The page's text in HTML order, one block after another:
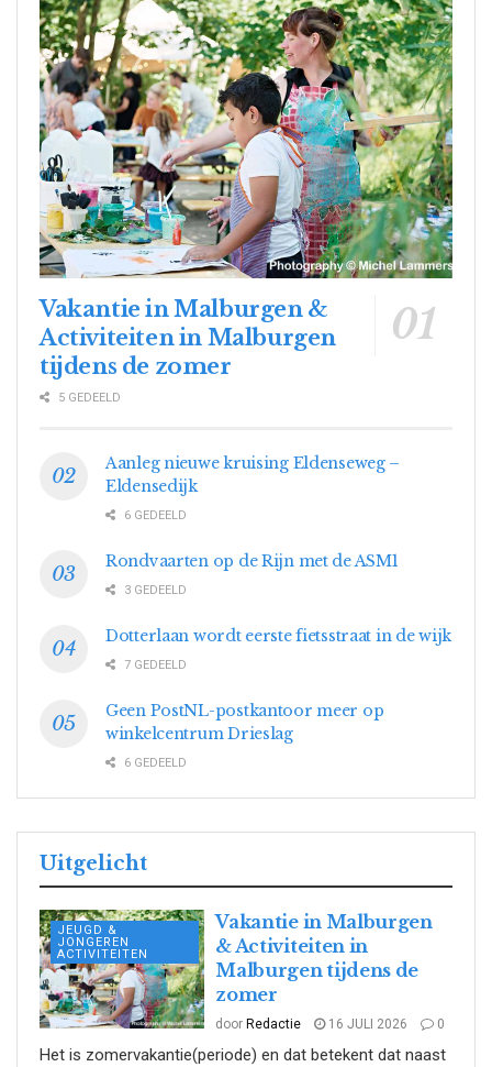
Vakantie in Malburgen &
Activiteiten in Malburgen
tijdens de zomer
5 GEDEELD
Aanleg nieuwe kruising Eldenseweg –
Eldensedijk
6 GEDEELD
Rondvaarten op de Rijn met de ASM1
3 GEDEELD
Dotterlaan wordt eerste fietsstraat in de wijk
7 GEDEELD
Geen PostNL-postkantoor meer op
winkelcentrum Drieslag
6 GEDEELD
Uitgelicht
JEUGD &
JONGEREN
ACTIVITEITEN
Vakantie in Malburgen
& Activiteiten in
Malburgen tijdens de
zomer
door Redactie 16 JULI 2026 0
Het is zomervakantie(periode) en dat betekent dat naast